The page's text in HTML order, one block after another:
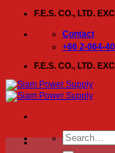
content
F.E.S. CO., LTD.
Contact
+66 2-064-
F.E.S. CO., LTD.
Search
for: